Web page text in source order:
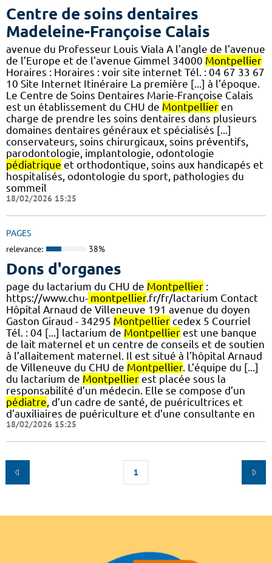
Centre de soins dentaires
Madeleine-Françoise Calais
avenue du Professeur Louis Viala A l'angle de l'avenue
de l’Europe et de l'avenue Gimmel 34000 Montpellier
Horaires : Horaires : voir site internet Tél. : 04 67 33 67
10 Site Internet Itinéraire La première [...] à l'époque.
Le Centre de Soins Dentaires Marie-Françoise Calais
est un établissement du CHU de Montpellier en
charge de prendre les soins dentaires dans plusieurs
domaines dentaires généraux et spécialisés [...]
conservateurs, soins chirurgicaux, soins préventifs,
parodontologie, implantologie, odontologie
pédiatrique et orthodontique, soins aux handicapés et
hospitalisés, odontologie du sport, pathologies du
sommeil
18/02/2026 15:25
PAGES
relevance: 38%
Dons d'organes
page du lactarium du CHU de Montpellier :
https://www.chu- montpellier.fr/fr/lactarium Contact
Hôpital Arnaud de Villeneuve 191 avenue du doyen
Gaston Giraud - 34295 Montpellier cedex 5 Courriel
Tél. : 04 [...] lactarium de Montpellier est une banque
de lait maternel et un centre de conseils et de soutien
à l’allaitement maternel. Il est situé à l’hôpital Arnaud
de Villeneuve du CHU de Montpellier. L’équipe du [...]
du lactarium de Montpellier est placée sous la
responsabilité d’un médecin. Elle se compose d’un
pédiatre, d’un cadre de santé, de puéricultrices et
d’auxiliaires de puériculture et d’une consultante en
18/02/2026 15:25
1